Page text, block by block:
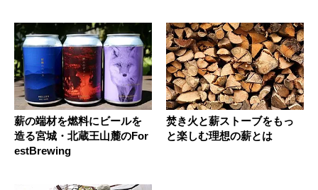
薪の端材を燃料にビールを
造る宮城・北蔵王山麓のFor
estBrewing
焚き火と薪ストーブをもっ
と楽しむ理想の薪とは